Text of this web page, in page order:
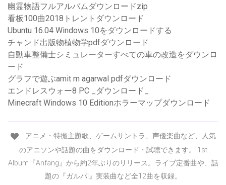
幽霊物語フルアルバムダウンロードzip
看板100曲2018トレントダウンロード
Ubuntu 16.04 Windows 10をダウンロードする
チャンド出版物植物学pdfダウンロード
自動車整備士シミュレーターすべての車の改造をダウンロ
ード
グラフで遊ぶamit m agarwal pdfダウンロード
エンドレスウォー8 PC _ダウンロード_
Minecraft Windows 10 Editionホラーマップダウンロード
アニメ・特撮主題歌、ゲームサントラ、声優楽曲など、人気
のアニソンや話題の曲をダウンロード・試聴できます。 1st
Album『Anfang』から約2年ぶりのリリース。ライブ定番曲や、話
題の『ガルパ!』実装曲など全12曲を収録。